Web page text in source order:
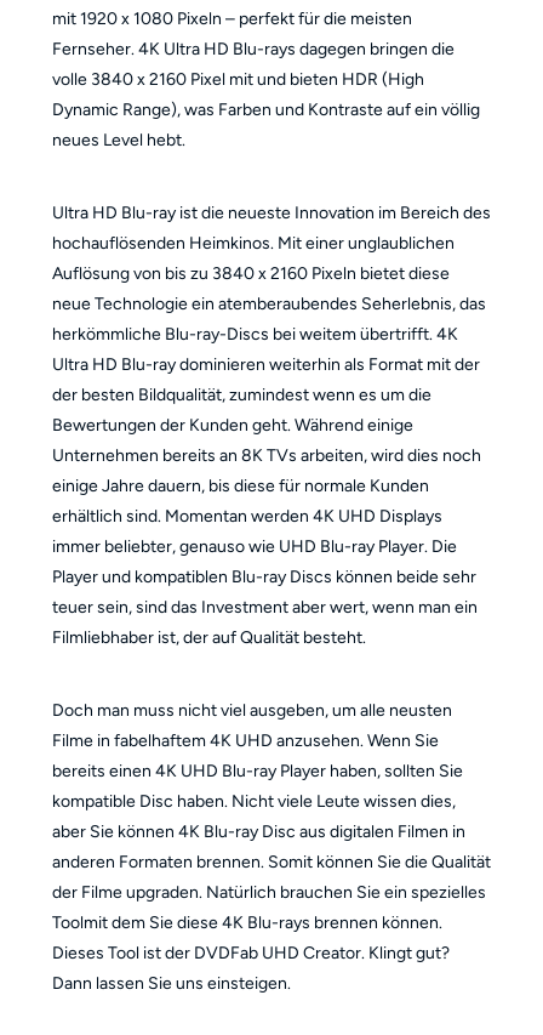
mit 1920 x 1080 Pixeln – perfekt für die meisten
Fernseher. 4K Ultra HD Blu-rays dagegen bringen die
volle 3840 x 2160 Pixel mit und bieten HDR (High
Dynamic Range), was Farben und Kontraste auf ein völlig
neues Level hebt.
Ultra HD Blu-ray ist die neueste Innovation im Bereich des
hochauflösenden Heimkinos. Mit einer unglaublichen
Auflösung von bis zu 3840 x 2160 Pixeln bietet diese
neue Technologie ein atemberaubendes Seherlebnis, das
herkömmliche Blu-ray-Discs bei weitem übertrifft. 4K
Ultra HD Blu-ray dominieren weiterhin als Format mit der
der besten Bildqualität, zumindest wenn es um die
Bewertungen der Kunden geht. Während einige
Unternehmen bereits an 8K TVs arbeiten, wird dies noch
einige Jahre dauern, bis diese für normale Kunden
erhältlich sind. Momentan werden 4K UHD Displays
immer beliebter, genauso wie UHD Blu-ray Player. Die
Player und kompatiblen Blu-ray Discs können beide sehr
teuer sein, sind das Investment aber wert, wenn man ein
Filmliebhaber ist, der auf Qualität besteht.
Doch man muss nicht viel ausgeben, um alle neusten
Filme in fabelhaftem 4K UHD anzusehen. Wenn Sie
bereits einen 4K UHD Blu-ray Player haben, sollten Sie
kompatible Disc haben. Nicht viele Leute wissen dies,
aber Sie können 4K Blu-ray Disc aus digitalen Filmen in
anderen Formaten brennen. Somit können Sie die Qualität
der Filme upgraden. Natürlich brauchen Sie ein spezielles
Toolmit dem Sie diese 4K Blu-rays brennen können.
Dieses Tool ist der DVDFab UHD Creator. Klingt gut?
Dann lassen Sie uns einsteigen.